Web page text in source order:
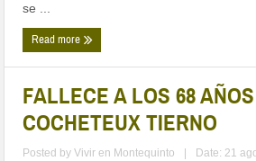
se ...
Read more
FALLECE A LOS 68
COCHETEUX TIERNO
Posted byVivir en Montequinto Date: 21